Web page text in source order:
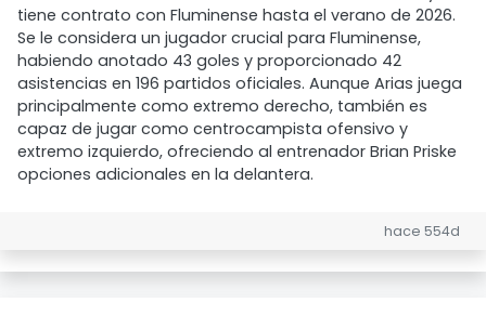
tiene contrato con Fluminense hasta el verano de 2026.
Se le considera un jugador crucial para Fluminense,
habiendo anotado 43 goles y proporcionado 42
asistencias en 196 partidos oficiales. Aunque Arias juega
principalmente como extremo derecho, también es
capaz de jugar como centrocampista ofensivo y
extremo izquierdo, ofreciendo al entrenador Brian Priske
opciones adicionales en la delantera.
hace 554d